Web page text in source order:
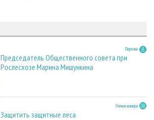
Персона
Председатель Общественного совета при
Рослесхозе Марина Мишункина
Регион номера
Защитить защитные леса